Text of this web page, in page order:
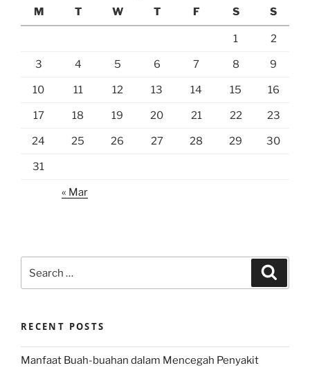
M
T W T F S S
1 2
3 4 5 6 7 8 9
10 11 12 13 14 15 16
17 18 19 20 21 22 23
24 25 26 27 28 29 30
31
« Mar
for:
RECENT POSTS
Manfaat Buah-buahan dalam Mencegah Penyakit